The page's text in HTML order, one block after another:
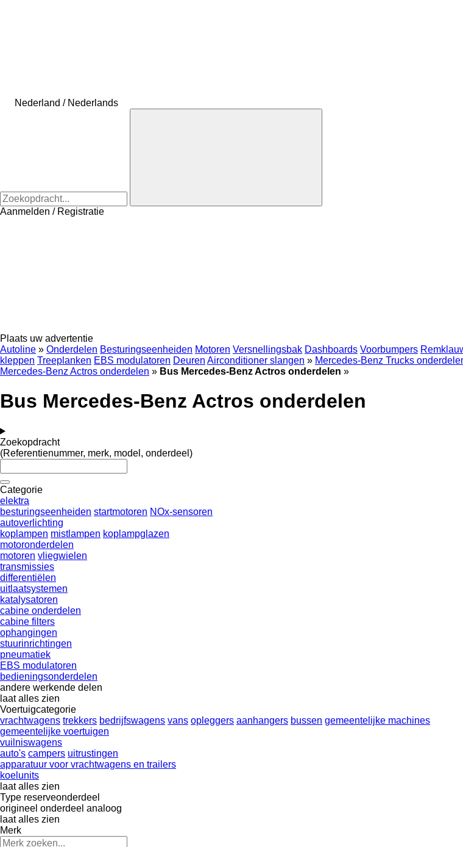
Nederland / Nederlands
Aanmelden / Registratie
Plaats uw advertentie
Autoline » Onderdelen Besturingseenheiden Motoren Versnellingsbak Dashboards Voorbumpers
kleppen Treeplanken EBS modulatoren Deuren Airconditioner slangen » Mercedes-Benz Trucks
Mercedes-Benz Actros onderdelen » Bus Mercedes-Benz Actros onderdelen »
Bus Mercedes-Benz Actros onderdelen
Zoekopdracht
(Referentienummer, merk, model, onderdeel)
Categorie
elektra
besturingseenheiden startmotoren NOx-sensoren
autoverlichting
koplampen mistlampen koplampglazen
motoronderdelen
motoren vliegwielen
transmissies
differentiëlen
uitlaatsystemen
katalysatoren
cabine onderdelen
cabine filters
ophangingen
stuurinrichtingen
pneumatiek
EBS modulatoren
bedieningsonderdelen
andere werkende delen
laat alles zien
Voertuigcategorie
vrachtwagens trekkers bedrijfswagens vans opleggers aanhangers bussen gemeentelijke machines
gemeentelijke voertuigen
vuilniswagens
auto's campers uitrustingen
apparatuur voor vrachtwagens en trailers
koelunits
laat alles zien
Type reserveonderdeel
origineel onderdeel analoog
laat alles zien
Merk